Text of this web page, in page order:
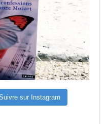
sur Instagram